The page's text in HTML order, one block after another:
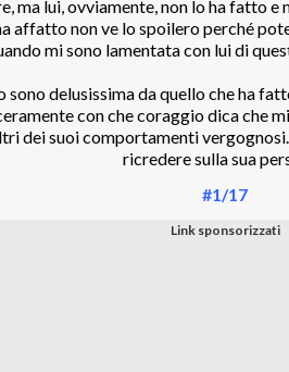
ma lui, ovviamente, non lo ha fatto
affatto non ve lo spoilero perché
mi sono lamentata con lui di
sono delusissima da quello che ha
con che coraggio dica che
dei suoi comportamenti
ricredere sulla sua
#1/17